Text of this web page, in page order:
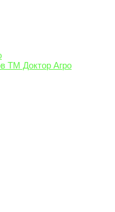
ТМ Доктор Агро